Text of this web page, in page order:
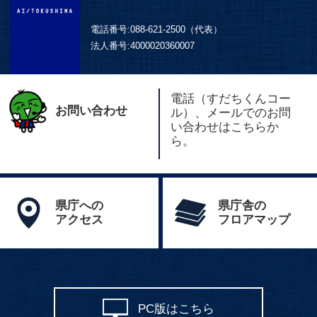
電話番号:088-621-2500（代表）
法人番号:4000020360007
お問い合わせ
電話（すだちくんコー
ル）、メールでのお問
い合わせはこちらか
ら。
県庁への
アクセス
県庁舎の
フロアマップ
PC版はこちら